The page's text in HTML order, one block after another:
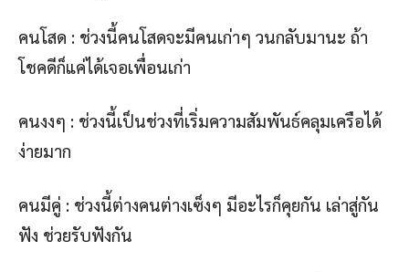
คนโสด : ช่วงนี้คนโสดจะมีคนเก่าๆ วนกลับมานะ ถ้า
โชคดีก็แค่ได้เจอเพื่อนเก่า
คนงงๆ : ช่วงนี้เป็นช่วงที่เริ่มความสัมพันธ์คลุมเครือได้
ง่ายมาก
คนมีคู่ : ช่วงนี้ต่างคนต่างเซ็งๆ มีอะไรก็คุยกัน เล่าสู่กัน
ฟัง ช่วยรับฟังกัน